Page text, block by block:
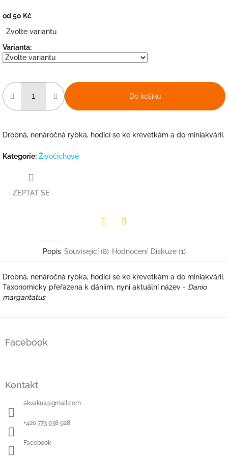
od50 Kč
cena:
Zvolte variantu
Varianta:
Do košíku
Drobná, nenáročná rybka, hodící se ke krevetkám a do miniakvárií.
Kategorie: Živočichové
ZEPTAT SE
Popis Související (8) Hodnocení Diskuze (1)
Drobná, nenáročná rybka, hodící se ke krevetkám a do miniakvárií.
Taxonomicky přeřazena k dániím, nyní aktuální název - Danio
margaritatus
Facebook
Kontakt
akvakus@gmail.com
+420 773 938 928
Facebook